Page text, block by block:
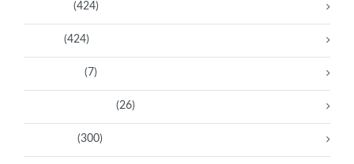
(424)
(424)
(7)
(26)
(300)